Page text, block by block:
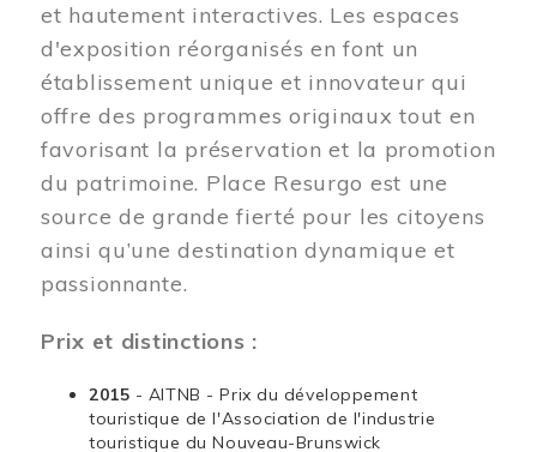
et hautement interactives. Les espaces
d'exposition réorganisés en font un
établissement unique et innovateur qui
offre des programmes originaux tout en
favorisant la préservation et la promotion
du patrimoine. Place Resurgo est une
source de grande fierté pour les citoyens
ainsi qu’une destination dynamique et
passionnante.
Prix et distinctions :
2015 - AITNB - Prix du développement
touristique de l'Association de l'industrie
touristique du Nouveau-Brunswick